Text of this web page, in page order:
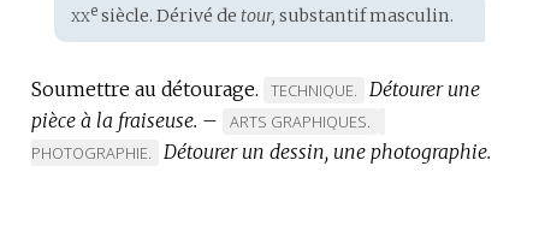
Étymologie
:
xxesiècle. Dérivé de tour, substantif masculin.
Soumettre au détourage.
MARQUE
DE
DOMAINE
TECHNIQUE.
Détourer une
pièce à la fraiseuse. –
MARQUE
DE
ARTS GRAPHIQUES.
DE
PHOTOGRAPHIE. Détourer un dessin, une photographie.